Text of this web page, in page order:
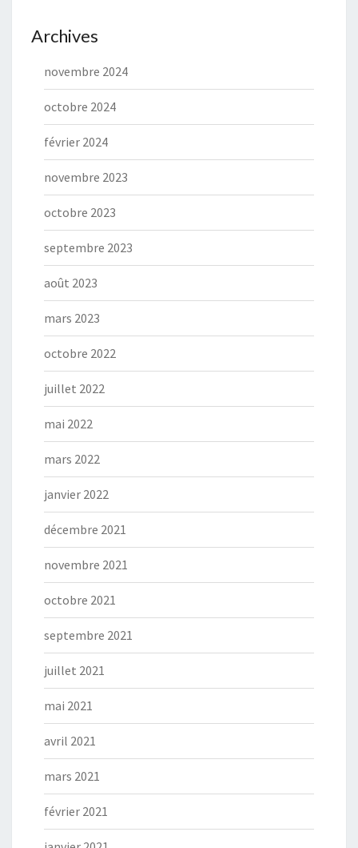
Archives
novembre 2024
octobre 2024
février 2024
novembre 2023
octobre 2023
septembre 2023
août 2023
mars 2023
octobre 2022
juillet 2022
mai 2022
mars 2022
janvier 2022
décembre 2021
novembre 2021
octobre 2021
septembre 2021
juillet 2021
mai 2021
avril 2021
mars 2021
février 2021